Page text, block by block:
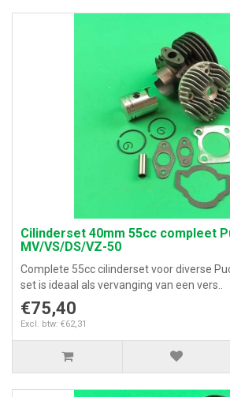
Cilinderset 40mm 55cc compleet
MV/VS/DS/VZ-50
Complete 55cc cilinderset voor diverse
set is ideaal als vervanging van een vers..
€75,40
Excl. btw: €62,31